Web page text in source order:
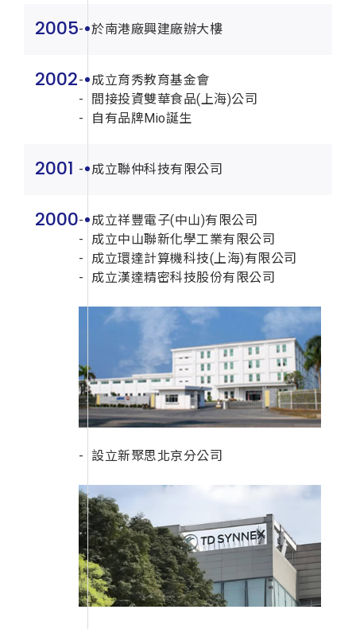
2005 於南港廠興建廠辦大樓
2002
成立育秀教育基金會
間接投資雙華食品(上海)公司
自有品牌Mio誕生
2001 成立聯仲科技有限公司
2000
成立祥豐電子(中山)有限公司
成立中山聯新化學工業有限公司
成立環達計算機科技(上海)有限公司
成立漢達精密科技股份有限公司
設立新聚思北京分公司